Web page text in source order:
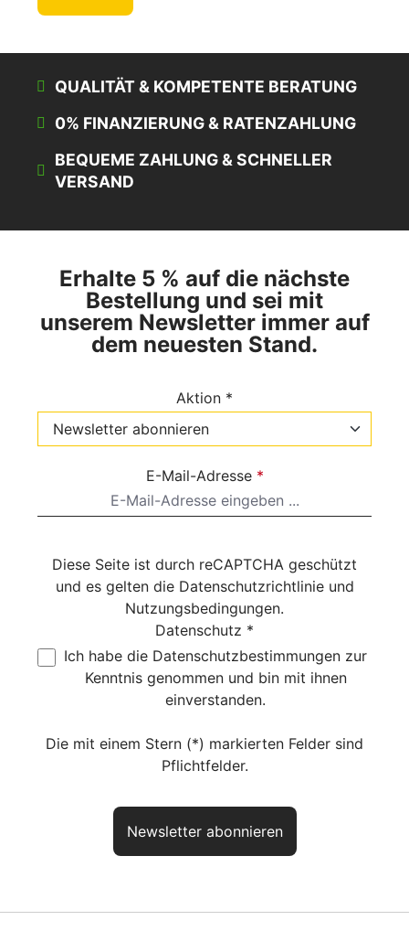
QUALITÄT & KOMPETENTE BERATUNG
0% FINANZIERUNG & RATENZAHLUNG
BEQUEME ZAHLUNG & SCHNELLER
VERSAND
Erhalte 5 % auf die nächste
Bestellung und sei mit
unserem Newsletter immer auf
dem neuesten Stand.
Aktion *
E-Mail-Adresse *
Diese Seite ist durch reCAPTCHA geschützt
und es gelten die Datenschutzrichtlinieund
Nutzungsbedingungen.
Datenschutz *
Ich habe die Datenschutzbestimmungen zur
Kenntnis genommen und bin mit ihnen
einverstanden.
Die mit einem Stern (*) markierten Felder sind
Pflichtfelder.
Newsletter abonnieren